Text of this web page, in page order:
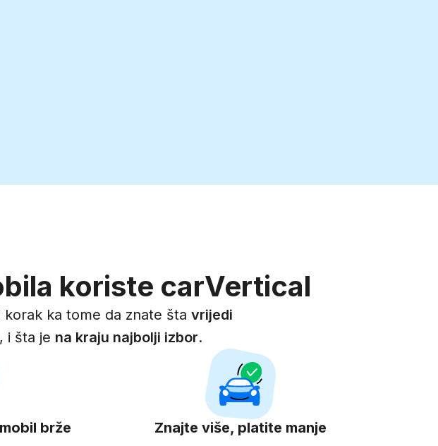
koriste carVertical
ka tome da znate šta vrijedi
, i šta je na kraju najbolji izbor.
brže Znajte više, platite manje